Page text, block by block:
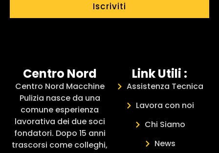
Iscriviti
Centro Nord
Centro Nord Macchine
Pulizia nasce da una
comune esperienza
lavorativa dei due soci
fondatori. Dopo 15 anni
trascorsi come colleghi,
Link Utili :
Assistenza Tecnica
Lavora con noi
Chi Siamo
News